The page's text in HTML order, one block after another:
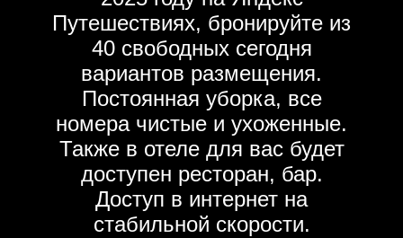
Путешествиях, бронируйте из
40 свободных сегодня
вариантов размещения.
Постоянная уборка, все
номера чистые и ухоженные.
Также в отеле для вас будет
доступен ресторан, бар.
Доступ в интернет на
стабильной скорости.